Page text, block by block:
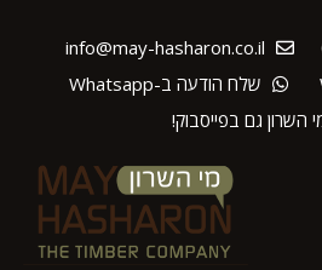
info@may-hasharon.co.il
שלח הודעה ב-Whatsapp
השרון גם בפייסבוק!